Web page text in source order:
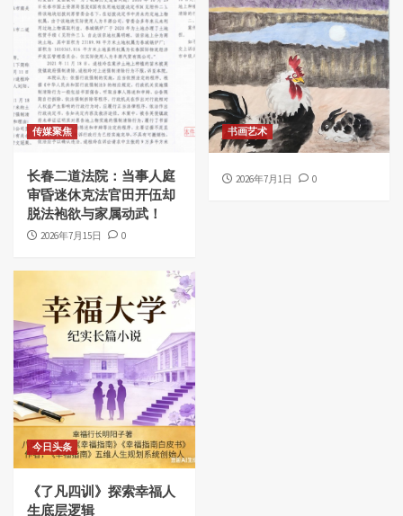
传媒聚焦
长春二道法院：当事人庭
审昏迷休克法官田开伍却
脱法袍欲与家属动武！
2026年7月15日 0
书画艺术
2026年7月1日 0
今日头条
《了凡四训》探索幸福人
生底层逻辑